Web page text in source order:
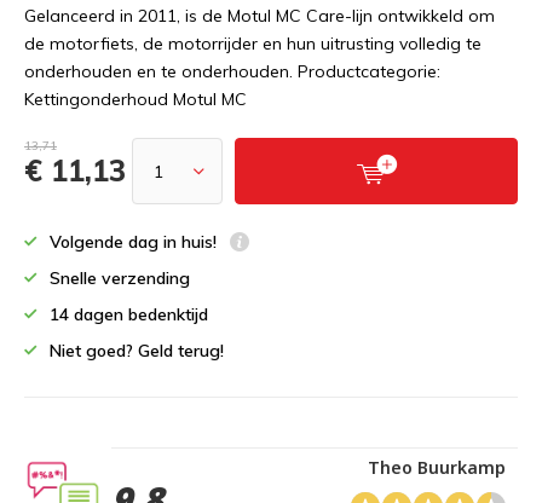
Gelanceerd in 2011, is de Motul MC Care-lijn ontwikkeld om
de motorfiets, de motorrijder en hun uitrusting volledig te
onderhouden en te onderhouden. Productcategorie:
Kettingonderhoud Motul MC
13,71
€ 11,13
Volgende dag in huis!
Snelle verzending
14 dagen bedenktijd
Niet goed? Geld terug!
Theo Buurkamp